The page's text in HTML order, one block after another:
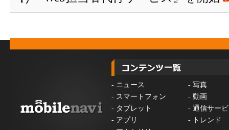
- ニュース - 写真
- スマートフォン - 動画
- タブレット - 通信サー
- アプリ -
トレンド